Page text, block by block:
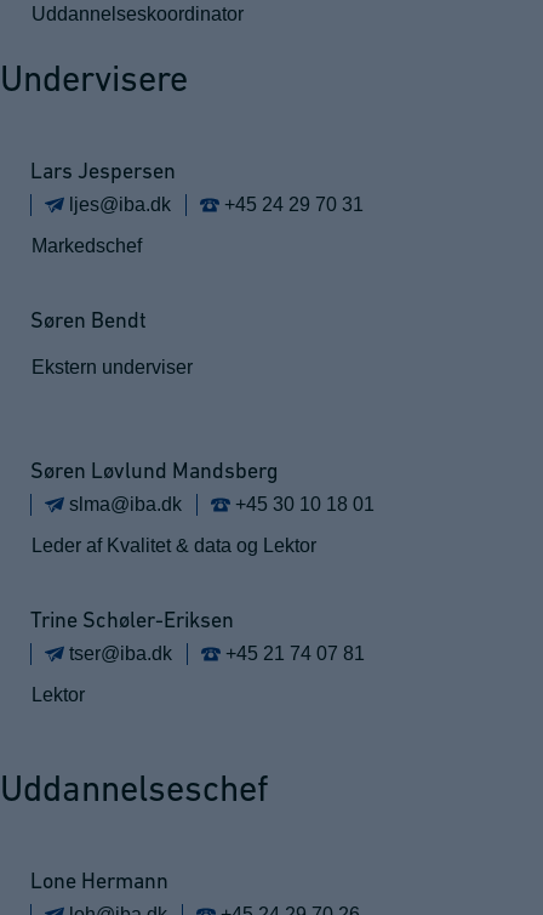
Uddannelseskoordinator
Undervisere
Lars Jespersen
ljes@iba.dk
+45 24 29 70 31
Markedschef
Søren Bendt
Ekstern underviser
Søren Løvlund Mandsberg
slma@iba.dk
+45 30 10 18 01
Leder af Kvalitet & data og Lektor
Trine Schøler-Eriksen
tser@iba.dk
+45 21 74 07 81
Lektor
Uddannelseschef
Lone Hermann